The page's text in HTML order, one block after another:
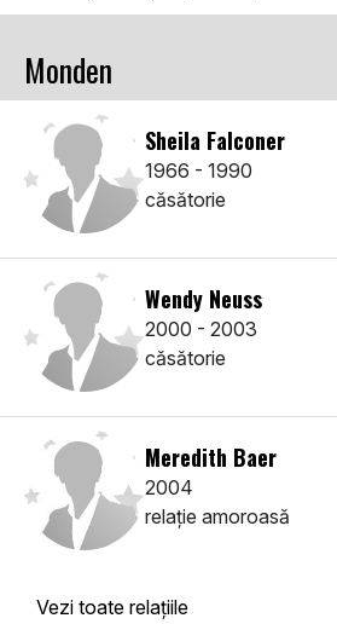
Monden
Sheila Falconer
1966 - 1990
căsătorie
Wendy Neuss
2000 - 2003
căsătorie
Meredith Baer
2004
relaţie amoroasă
Vezi toate relaţiile